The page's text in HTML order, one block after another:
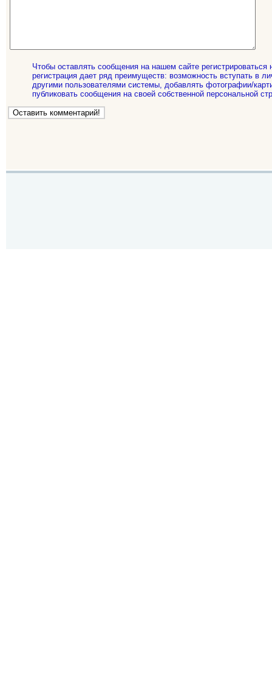
Чтобы оставлять сообщения на нашем сайте регистрироваться
регистрация дает ряд преимуществ: возможность вступать в
другими пользователями системы, добавлять фотографии/
публиковать сообщения на своей собственной персональной